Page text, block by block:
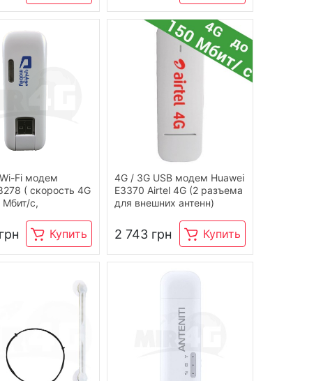
Fi модем
( скорость 4G
Мбит/с,
Купить
4G / 3G USB модем Huawei
E3370 Airtel 4G (2 разъема
для внешних антенн)
2 743 грн Купить